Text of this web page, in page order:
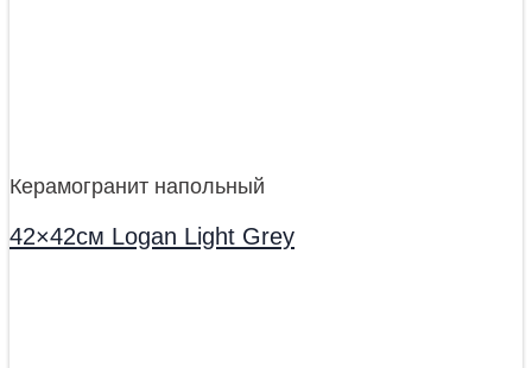
Керамогранит напольный
42×42см Logan Light Grey